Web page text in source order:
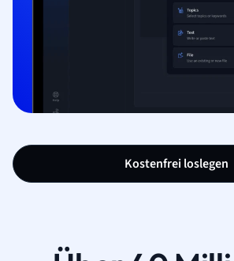
Kostenfrei loslegen